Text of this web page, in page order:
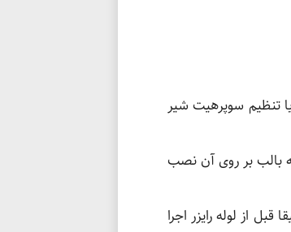
تنظیم سوپرهیت شیر
بالب بر روی آن نصب
از لوله رایزر اجرا